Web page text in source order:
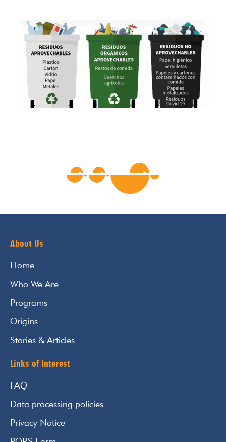
About Us
Home
Who We Are
Programs
Origins
Stories & Articles
Links of Interest
FAQ
Data processing policies
Privacy Notice